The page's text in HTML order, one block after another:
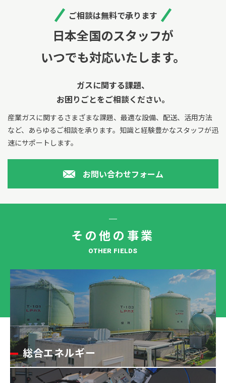
ご相談は無料で承ります
日本全国のスタッフが
いつでも対応いたします。
ガスに関する課題、
お困りごとをご相談ください。
産業ガスに関するさまざまな課題、最適な設備、配送、活用方法
など、あらゆるご相談を承ります。 知識と経験豊かなスタッフが迅
速にサポートします。
お問い合わせフォーム
その他の事業
OTHER FIELDS
総合エネルギー